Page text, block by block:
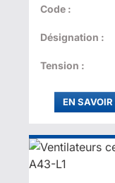
Code :
Désignation :
Tension :
EN SAVOIR